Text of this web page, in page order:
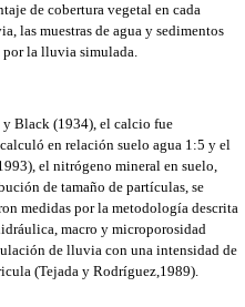
de cobertura vegetal en cada
las muestras de agua y sedimentos
por la lluvia simulada.
y Black (1934), el calcio fue
en relación suelo agua 1:5 y el
el nitrógeno mineral en suelo,
de tamaño de partículas, se
medidas por la metodología descrita
macro y microporosidad
de lluvia con una intensidad de
(Tejada y Rodríguez,1989).